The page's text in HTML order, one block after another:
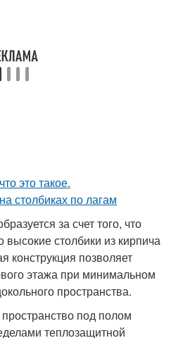
за счет того, что
столбики из кирпича
конструкция позволяет
этажа при минимальном
пространства.
под полом
теплозащитной